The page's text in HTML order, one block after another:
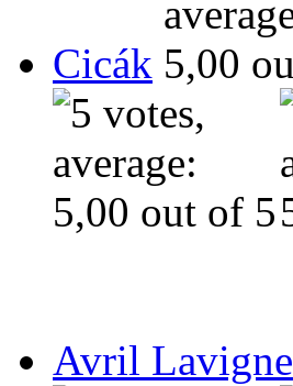
Cicák
Avril Lavigne